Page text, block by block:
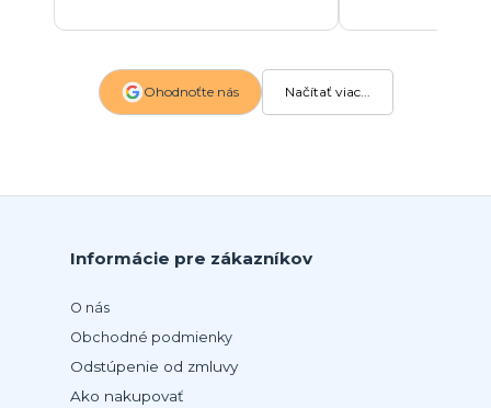
Ohodnoťte nás Načítať viac...
Informácie pre zákazníkov
O nás
Obchodné podmienky
Odstúpenie od zmluvy
Ako nakupovať